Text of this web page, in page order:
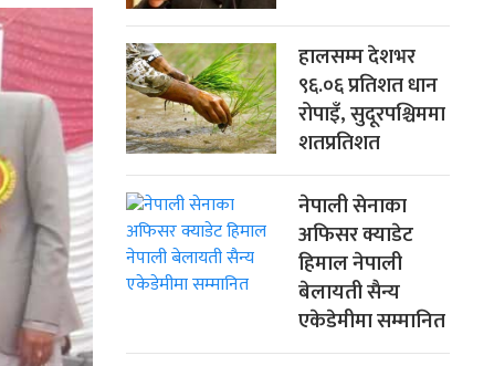
हालसम्म देशभर
९६.०६ प्रतिशत धान
रोपाइँ, सुदूरपश्चिममा
शतप्रतिशत
नेपाली सेनाका
अफिसर क्याडेट
हिमाल नेपाली
बेलायती सैन्य
एकेडेमीमा सम्मानित